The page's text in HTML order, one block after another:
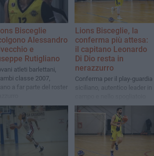
Bisceglie
Alessandro
e
Rutigliano
atleti barlettani,
classe 2007,
a far parte del roster
Lions Bisceglie, la
conferma più attesa:
il capitano Leonardo
Di Dio resta in
nerazzurro
Conferma per il play-guardia
siciliano, autentico leader in